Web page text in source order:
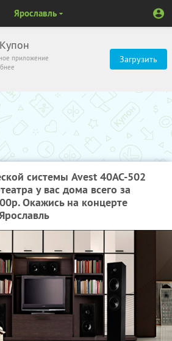
приложение
Загрузить
Ярославль
системы Avest 40AC-502
у вас дома всего за
Окажись на концерте